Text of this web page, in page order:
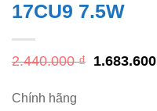
17CU9 7.5W
2.440.000₫ Giá
1.683.600
Chính hãng